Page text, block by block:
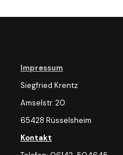
Impressum
Siegfried Krentz
Amselstr. 20
65428 Rüsselsheim
Kontakt